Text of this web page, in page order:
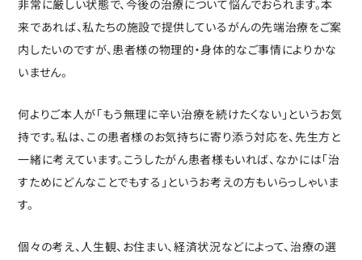
非常に厳しい状態で、今後の治療について悩んでおられます。本
来であれば、私たちの施設で提供しているがんの先端治療をご案
内したいのですが、患者様の物理的・身体的なご事情によりかな
いません。
何よりご本人が「もう無理に辛い治療を続けたくない」というお気
持です。私は、この患者様のお気持ちに寄り添う対応を、先生方と
一緒に考えています。こうしたがん患者様もいれば、なかには「治
すためにどんなことでもする」というお考えの方もいらっしゃいま
す。
個々の考え、人生観、お住まい、経済状況などによって、治療の選